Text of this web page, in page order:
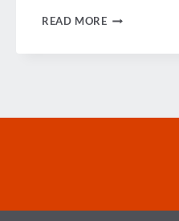
READ MOREPODCAST:
INTUICIÓN